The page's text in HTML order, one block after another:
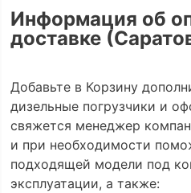
Информация об
доставке
Добавьте в Корзину
дизельные погрузчики и
свяжется менеджер
и при необходимости
подходящей модели под
эксплуатации, а также: